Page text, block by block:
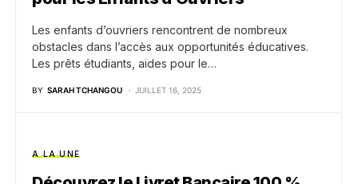
Les enfants d’ouvriers rencontrent de nombreux
obstacles dans l’accès aux opportunités éducatives.
Les prêts étudiants, aides pour le…
BY SARAH TCHANGOU JUILLET 16, 2025
A LA UNE